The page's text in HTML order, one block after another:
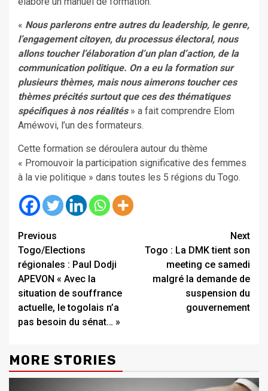
« Nous parlerons entre autres du leadership, le genre,
l’engagement citoyen, du processus électoral, nous
allons toucher l’élaboration d’un plan d’action, de la
communication politique. On a eu la formation sur
plusieurs thèmes, mais nous aimerons toucher ces
thèmes précités surtout que ces des thématiques
spécifiques à nos réalités» a fait comprendre Elom
Améwovi, l’un des formateurs.
Cette formation se déroulera autour du thème
« Promouvoir la participation significative des femmes
à la vie politique » dans toutes les 5 régions du Togo.
Continue
Reading
Previous
Togo/Elections
régionales : Paul Dodji
APEVON « Avec la
situation de souffrance
actuelle, le togolais n’a
pas besoin du sénat… »
Next
Togo : La DMK tient son
meeting ce samedi
malgré la demande de
suspension du
gouvernement
MORE STORIES